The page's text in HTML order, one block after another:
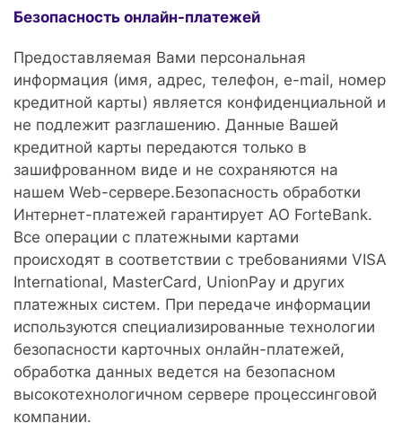
Безопасность онлайн-платежей
Предоставляемая Вами персональная
информация (имя, адрес, телефон, e-mail, номер
кредитной карты) является конфиденциальной и
не подлежит разглашению. Данные Вашей
кредитной карты передаются только в
зашифрованном виде и не сохраняются на
нашем Web-сервере.Безопасность обработки
Интернет-платежей гарантирует АО ForteBank.
Все операции с платежными картами
происходят в соответствии с требованиями VISA
International, MasterCard, UnionPay и других
платежных систем. При передаче информации
используются специализированные технологии
безопасности карточных онлайн-платежей,
обработка данных ведется на безопасном
высокотехнологичном сервере процессинговой
компании.